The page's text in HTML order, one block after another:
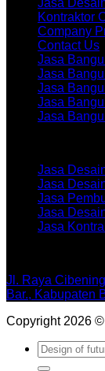
Jasa
Kontraktor
Company
Contact Us
Jasa
Jasa
Jasa
Jasa
Jasa
Jasa
Jasa
Jasa
Jasa
Jasa
Jl. Raya
Bar., Kabupaten
Copyright 2026 ©
Pencarian
untuk: